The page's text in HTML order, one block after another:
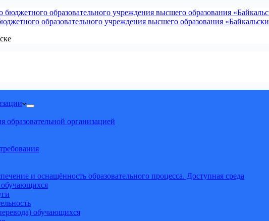
образовательного учреждения высшего образования
образовательной организацией
и оснащённость образовательного процесса. Доступная среда
обучающихся